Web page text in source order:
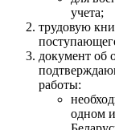
учета;
трудовую
документ об
работы:
одном